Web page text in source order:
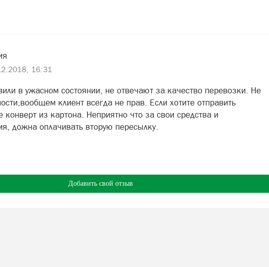
16:31
в ужасном состоянии, не отвечают за качество перевозки. Не
клиент всегда не прав. Если хотите отправить
конверт из картона. Неприятно что за свои средства и
дожна оплачивать вторую пересылку.
Добавить свой отзыв